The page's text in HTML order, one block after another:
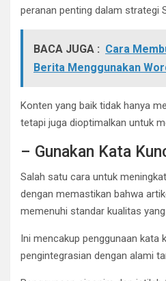
peranan penting dalam strategi
BACA JUGA : Cara
Berita Menggunakan
Konten yang baik tidak hanya
tetapi juga dioptimalkan untuk
– Gunakan Kata
Salah satu cara untuk
dengan memastikan bahwa
memenuhi standar kualitas
Ini mencakup penggunaan kata
pengintegrasian dengan alami